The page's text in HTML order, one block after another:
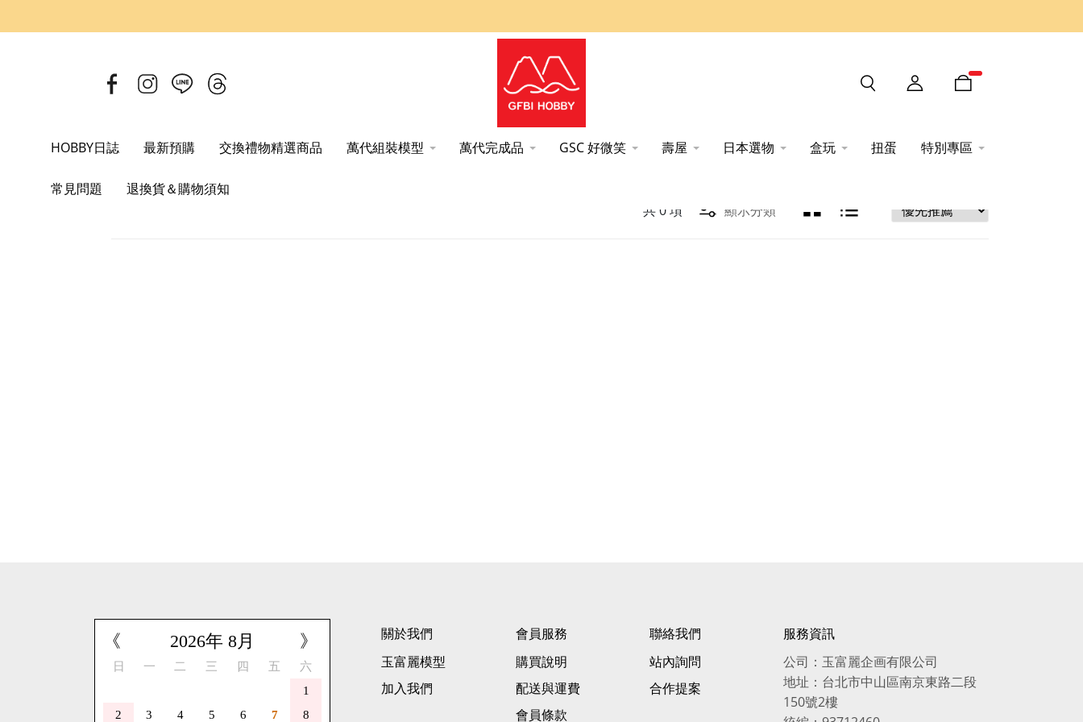
HOBBY日誌 最新預購 交換禮物精選商品 萬代組裝模型 萬代完成品 GSC 好微笑 壽屋 日本選物 盒玩 扭蛋 特別專區
常見問題 退換貨＆購物須知
Home StudioSYUTO
共0項 顯示分類
《 》
2026年8月
日 一 二 三 四 五
六
1
2
3 4 5 6 7 8
關於我們
玉富麗模型
加入我們
會員服務
購買說明
配送與運費
會員條款
聯絡我們
站內詢問
合作提案
服務資訊
公司：玉富麗企画有限公司
地址：台北市中山區南京東路二段
150號2樓